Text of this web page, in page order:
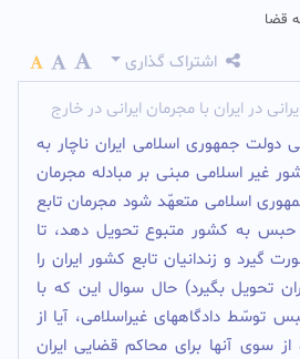
قضا
اشتراک گذاری
در ایران با مجرمان ایرانی در خارج
دولت جمهورى اسلامى ایران ناچار به
غیر اسلامى مبنى بر مبادله مجرمان
اسلامى متعهّد شود مجرمان تابع
حبس به کشور متبوع تحویل دهد، تا
گیرد و زندانیان تابع کشور ایران را
تحویل بگیرد) حال سوال این که با
توسّط دادگاههاى غیراسلامى، آیا از
سوى آنها براى محاکم قضایى ایران